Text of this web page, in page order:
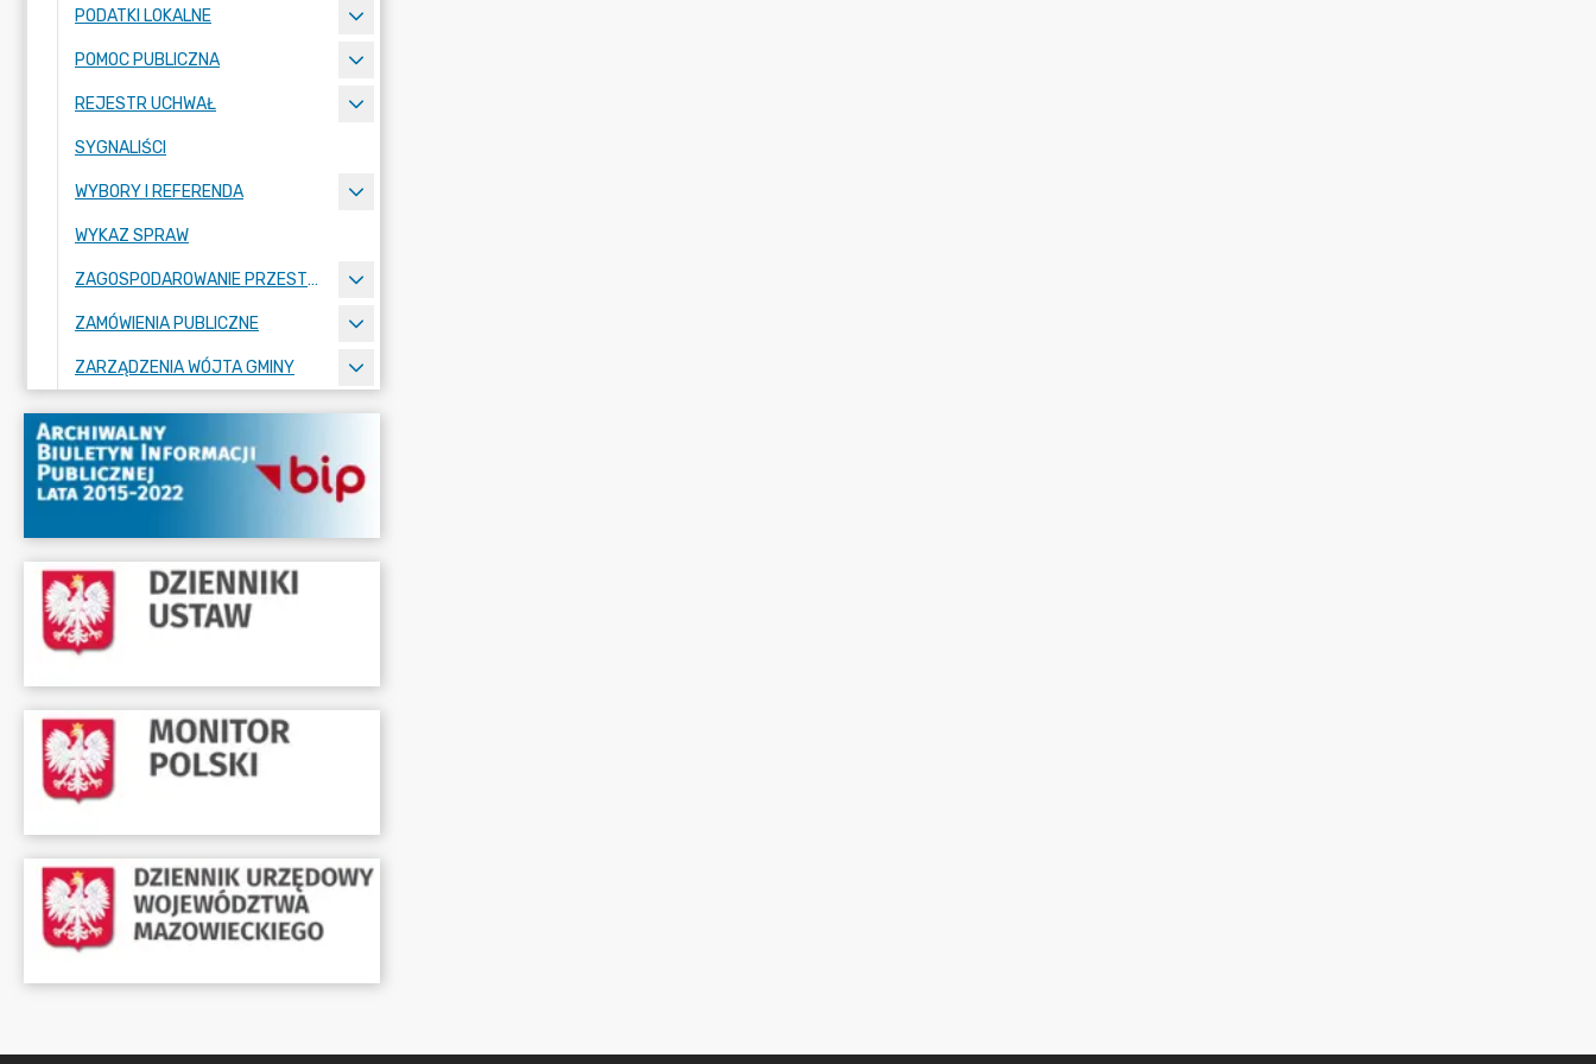
PODATKI LOKALNE
POMOC PUBLICZNA
REJESTR UCHWAŁ
SYGNALIŚCI
WYBORY I REFERENDA
WYKAZ SPRAW
ZAGOSPODAROWANIE PRZESTRZENNE
ZAMÓWIENIA PUBLICZNE
ZARZĄDZENIA WÓJTA GMINY